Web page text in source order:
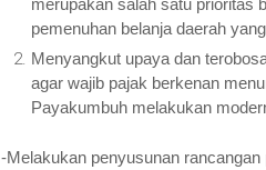
merupakan salah satu prioritas
pemenuhan belanja daerah
Menyangkut upaya dan
agar wajib pajak berkenan
Payakumbuh melakukan
-Melakukan penyusunan